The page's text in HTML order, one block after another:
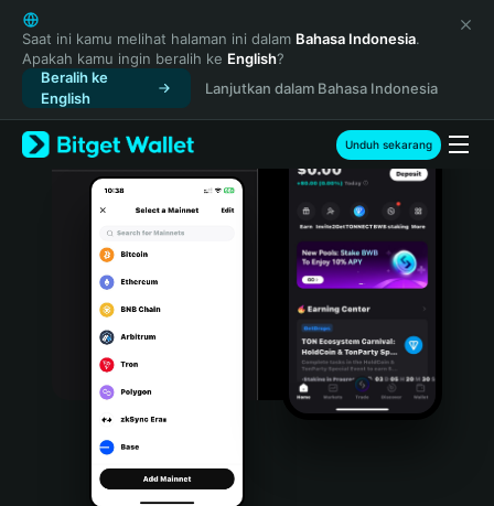
English
日本語
Tiếng Việt
Русский
Español (Latinoamérica)
Türkçe
Italiano
Português (Portugal)
Bahasa Indonesia
Português (Brasil)
Español (Argentina)
Saat ini kamu melihat halaman ini dalam Bahasa Indonesia.
Apakah kamu ingin beralih ke English?
Beralih ke
English
Lanjutkan dalam Bahasa Indonesia
Unduh sekarang